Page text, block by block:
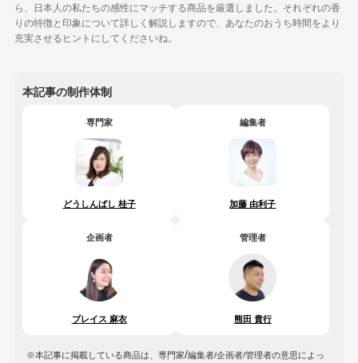
ら、日本人の私たちの感性にマッチする商品を厳選しました。それぞれの香
りの特徴と印象について詳しく解説しますので、あなたのおうち時間をより
充実させるヒントにしてくださいね。
本記事の制作体制
専門家
どうしんばし 桂子
編集者
加藤 由利子
企画者
ブレイス 麻衣
管理者
熊田 貴行
※本記事に掲載している商品は、専門家/編集者/企画者/管理者の意思によっ